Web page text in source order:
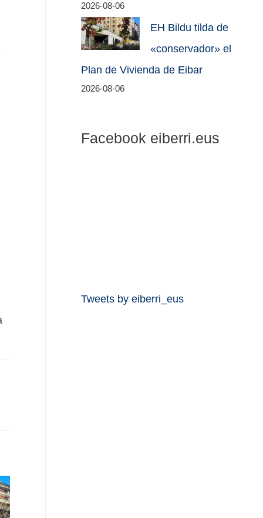
2026-08-06
EH Bildu tilda de
«conservador» el
Plan de Vivienda de Eibar
2026-08-06
Facebook eiberri.eus
Tweets by eiberri_eus